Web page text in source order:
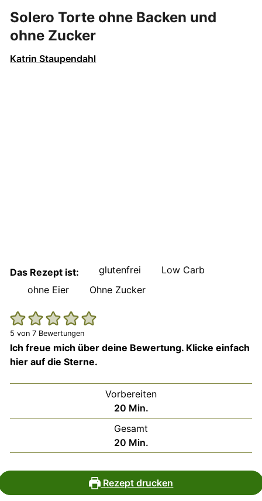
Solero Torte ohne Backen und
ohne Zucker
Katrin Staupendahl
Das Rezept ist: glutenfrei
Low Carb
ohne Eier
Ohne Zucker
5 von7 Bewertungen
Ich freue mich über deine Bewertung. Klicke einfach
hier auf die Sterne.
Vorbereiten
20Minuten
Min.
Gesamt
20Minuten
Min.
Rezept drucken